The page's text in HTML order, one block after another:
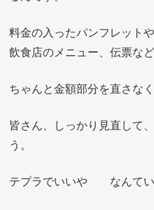
料金の入ったパンフレットや
飲食店のメニュー、伝票な
ちゃんと金額部分を直さな
皆さん、しっかり見直して
う。
テプラでいいや なんてい